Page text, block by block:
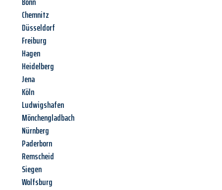
Chemnitz
Düsseldorf
Freiburg
Hagen
Heidelberg
Jena
Köln
Ludwigshafen
Mönchengladbach
Nürnberg
Paderborn
Remscheid
Siegen
Wolfsburg